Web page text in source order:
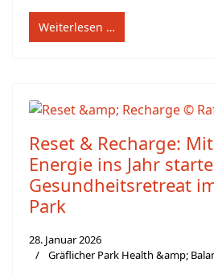
Weiterlesen …
Reset & Recharge:
Energie ins Jahr
Gesundheitsretreat
Park
28. Januar 2026
Gräflicher Park Health &amp;